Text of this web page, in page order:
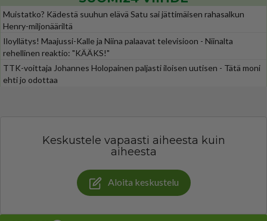
Muistatko? Kädestä suuhun elävä Satu sai jättimäisen rahasalkun
Henry-miljonääriltä
Iloyllätys! Maajussi-Kalle ja Niina palaavat televisioon - Niinalta
rehellinen reaktio: "KÄÄKS!"
TTK-voittaja Johannes Holopainen paljasti iloisen uutisen - Tätä moni
ehti jo odottaa
Keskustele vapaasti aiheesta kuin
aiheesta
Aloita keskustelu